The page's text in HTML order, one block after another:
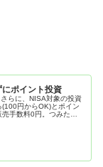
ポイント投資
らに、NISA対象の投資
円からOK)とポイン
手数料0円。つみたて